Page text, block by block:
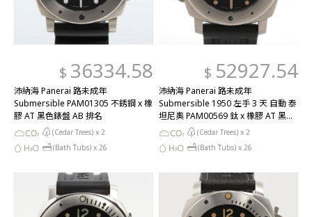
$ 36334.58
沛納海 Panerai 路未成年
Submersible PAM01305 不銹鋼 x 橡
膠 AT 黑色錶盤 AB 排名
(Cedar Trees) x 2
(Bath Tubs) x 26
$ 52927.54
沛納海 Panerai 路未成年
Submersible 1950 左手 3 天 自動 泰
坦尼奧 PAM00569 鈦 x 橡膠 AT 黑色
錶盤 AB 排名(Cedar Trees) x 2
(Bath Tubs) x 26